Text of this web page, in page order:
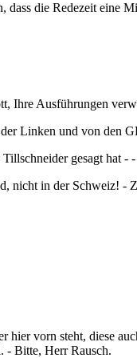
dass die Redezeit eine
Ihre Ausführungen
Linken und von den
gesagt hat - -
nicht in der Schweiz!
vorn steht, diese
- Bitte, Herr Rausch.